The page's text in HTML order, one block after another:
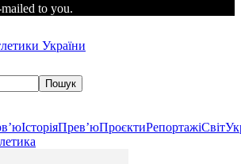
to you.
України
ІсторіяПрев’юПроєктиРепортажіСвіт